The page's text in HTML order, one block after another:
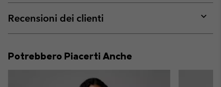
or
Recensioni dei clienti
or
Potrebbero Piacerti Anche